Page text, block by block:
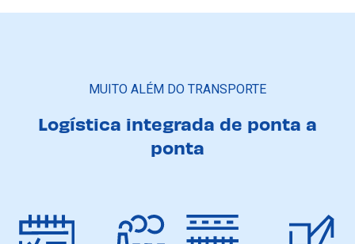
MUITO ALÉM DO TRANSPORTE
Logística integrada de ponta a
ponta